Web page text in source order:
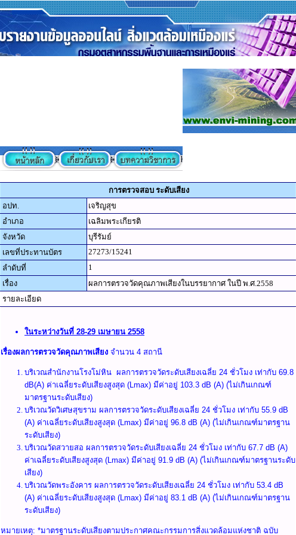
การตรวจสอบ ระดับเสียง
อปท.
เจริญสุข
อำเภอ
เฉลิมพระเกียรติ
จังหวัด
บุรีรัมย์
เลขที่ประทานบัตร
27273/15241
ลำดับที่
1
เรื่อง
ผลการตรวจวัดคุณภาพเสียงในบรรยากาศ ในปี พ.ศ.2558
รายละเอียด
ในระหว่างวันที่ 28-29 เมษายน 2558
เรื่องผลการตรวจวัดคุณภาพเสียง จำนวน 4 สถานี
บริเวณสำนักงานโรงโม่หิน ผลการตรวจวัดระดับเสียงเฉลี่ย 24 ชั่วโมง เท่ากับ 69.8
dB(A) ค่าเฉลี่ยระดับเสียงสูงสุด (Lmax) มีค่าอยู่ 103.3 dB (A) (ไม่เกินเกณฑ์
มาตรฐานระดับเสียง)
บริเวณวัดวิเศษสุขราม ผลการตรวจวัดระดับเสียงเฉลี่ย 24 ชั่วโมง เท่ากับ 55.9 dB
(A) ค่าเฉลี่ยระดับเสียงสูงสุด (Lmax) มีค่าอยู่ 96.8 dB (A) (ไม่เกินเกณฑ์มาตรฐาน
ระดับเสียง)
บริเวณวัดสวายสอ ผลการตรวจวัดระดับเสียงเฉลี่ย 24 ชั่วโมง เท่ากับ 67.7 dB (A)
ค่าเฉลี่ยระดับเสียงสูงสุด (Lmax) มีค่าอยู่ 91.9 dB (A) (ไม่เกินเกณฑ์มาตรฐานระดับ
เสียง)
บริเวณวัดพระอังคาร ผลการตรวจวัดระดับเสียงเฉลี่ย 24 ชั่วโมง เท่ากับ 53.4 dB
(A) ค่าเฉลี่ยระดับเสียงสูงสุด (Lmax) มีค่าอยู่ 83.1 dB (A) (ไม่เกินเกณฑ์มาตรฐาน
ระดับเสียง)
หมายเหตุ: *มาตรฐานระดับเสียงตามประกาศคณะกรรมการสิ่งแวดล้อมแห่งชาติ ฉบับ